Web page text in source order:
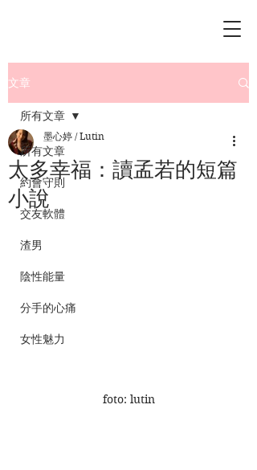
文章
所有文章
約會守則
交友軟體
渣男
陰性能量
分手的心痛
女性魅力
所有文章
太多幸福：讀孟若的短篇
小說
墨心婷 / Lutin
foto: lutin